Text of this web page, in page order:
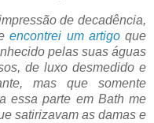
de decadência,
eencontrei um artigoque
pelas suas águas
de luxo desmedido e
mas que somente
essa parte em Bath me
satirizavam as damas e